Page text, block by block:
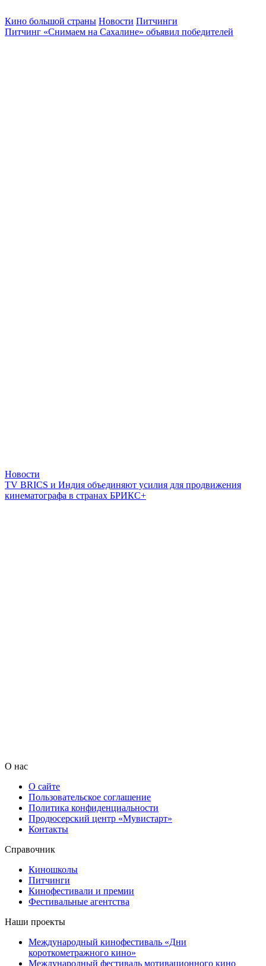
Кино большой страны Новости Питчинги
Питчинг «Снимаем на Сахалине» объявил победителей
Новости
TV BRICS и Индия объединяют усилия для продвижения
кинематографа в странах БРИКС+
О нас
О сайте
Пользовательское соглашение
Политика конфиденциальности
Продюсерский центр «Мувистарт»
Контакты
Справочник
Киношколы
Питчинги
Кинофестивали и премии
Фестивальные агентства
Наши проекты
Международный кинофестиваль «Дни
короткометражного кино»
Международный фестиваль мотивационного кино